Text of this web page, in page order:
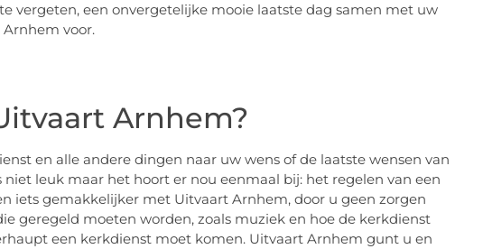
vergeten, een onvergetelijke mooie laatste dag samen met uw
voor.
Arnhem?
en alle andere dingen naar uw wens of de laatste wensen van
leuk maar het hoort er nou eenmaal bij: het regelen van een
iets gemakkelijker met Uitvaart Arnhem, door u geen zorgen
geregeld moeten worden, zoals muziek en hoe de kerkdienst
een kerkdienst moet komen. Uitvaart Arnhem gunt u en